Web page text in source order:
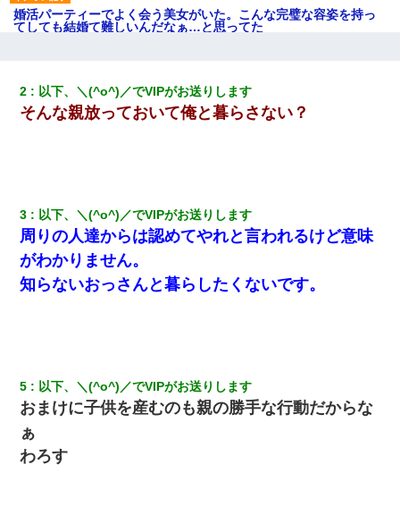
婚活パーティーでよく会う美女がいた。こんな完璧な容姿を持っ
てしても結婚て難しいんだなぁ…と思ってた
義兄嫁が義実家で「コロナ陽性だったからこのまま療養させて下
アパートのドアに『ハンザイ者！この人はさいあくの人です』と
張り紙が！大家「面倒はごめんだよ」私「はあ」→警察に行き、
見回りで犯人が捕まったが、それが…｜生活｜ヌルポあんてな
200万を貸したコウトから、追加で400万の申し込み、私「無理。
義弟より娘たちが大事」旦那「娘たちが成人したら別れよう」私
（は？）
ミスした新人(
って言ったら・・・
2 以下、＼(^o^)／でVIPがお送りします
そんな親放っておいて俺と暮らさない？
3 以下、＼(^o^)／でVIPがお送りします
周りの人達からは認めてやれと言われるけど意味
がわかりません。
知らないおっさんと暮らしたくないです。
5 以下、＼(^o^)／でVIPがお送りします
おまけに子供を産むのも親の勝手な行動だからな
ぁ
わろす